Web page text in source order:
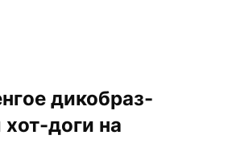
дикобраз-
доги на